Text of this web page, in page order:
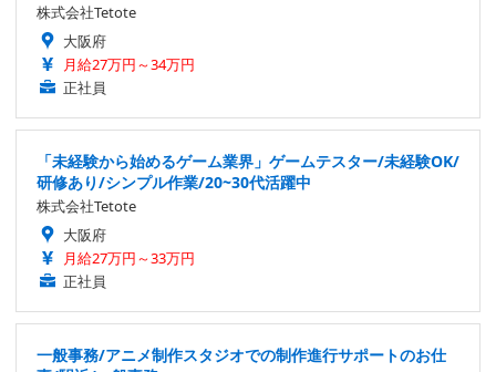
株式会社Tetote
大阪府
月給27万円～34万円
正社員
「未経験から始めるゲーム業界」ゲームテスター/未経験OK/
研修あり/シンプル作業/20~30代活躍中
株式会社Tetote
大阪府
月給27万円～33万円
正社員
一般事務/アニメ制作スタジオでの制作進行サポートのお仕